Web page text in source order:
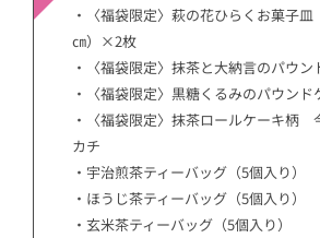
・〈福袋限定〉萩の花ひらくお菓子
㎝）×2枚
・〈福袋限定〉抹茶と大納言のパウン
・〈福袋限定〉黒糖くるみのパウンド
・〈福袋限定〉抹茶ロールケーキ柄
カチ
・宇治煎茶ティーバッグ（5個入り）
・ほうじ茶ティーバッグ（5個入り）
・玄米茶ティーバッグ（5個入り）